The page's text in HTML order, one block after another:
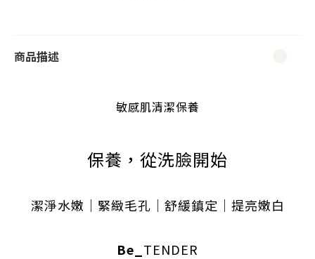
商品描述
敏感肌清潔保養
保養，從洗臉開始
潔淨水嫩｜緊緻毛孔｜舒緩鎮定｜提亮嫩白
Be_ TENDER